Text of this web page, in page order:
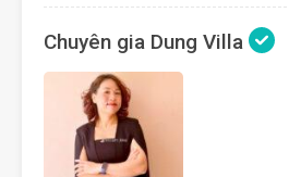
Chuyên gia Dung Villa